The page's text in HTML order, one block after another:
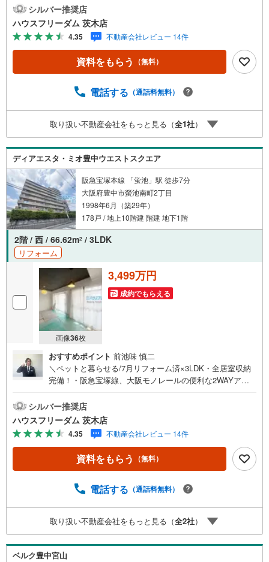
ーリングにつきお掃除らくらく・LDK広々約22帖とゆった
り【お買い物施設】・フレスコ東泉丘店:徒歩4分・サンデ
ィ豊中泉丘店:徒歩14分・セブンイレブン豊中東泉丘店:徒
歩4分・ユニカムドラッグ西泉丘店:徒歩4分・アザール桃山
台:徒歩17分【教育施設】・豊中市立東泉丘小学校:徒歩10
分・豊中市立第十七中学校:徒歩10分・HOPPA服部緑地:徒
ご予約、物件詳細はお気軽にお問合せくださいハウスフリ
（エアコン・空気清浄機設置）がございます（19時以降も
問合せ対応）≫*≪*≫*≪*≫*≪*≫*≪*≫*≪*≫*≪*≫*≪
シルバー推奨店
ハウスフリーダム 茨木店
4.35 不動産会社レビュー 14件
資料をもらう （無料）
電話する （通話料無料）
取り扱い不動産会社をもっと見る（全1社）
ディアエスタ・ミオ豊中ウエストスクエア
阪急宝塚本線 「蛍池」駅 徒歩7分
大阪府豊中市螢池南町2丁目
1998年6月（築29年）
178戸 / 地上10階建 階建 地下1階
2階 / 西 / 66.62m2 / 3LDK
リフォーム
画像36枚
3,499万円
成約でもらえる
おすすめポイント 前池味 慎二
＼ペットと暮らせる/7月リフォーム済×3LDK・全居室収納
完備！・阪急宝塚線、大阪モノレールの便利な2WAYアク
有施設充実・スーパー、コンビニ、学校徒歩10分圏内！
【お買い物施設】・フードネットマート蛍池店:徒歩8分・
コープ蛍池:徒歩8分・セブンイレブン豊中螢池中町店:徒歩
5分・キリン堂豊中千里園店:徒歩7分【教育施設】・豊中市
立螢池小学校:徒歩6分・豊中市立第十八中学校:徒歩13分・
認定こども園ぶっこう幼稚園:徒歩7分【その他施設】・国
*≪*≫*≪*≫*≪*≫*≪*≫*≪現地見学のご予約、物件詳細は
駐車場完備、キッズスペース・授乳室（エアコン・空気清
浄機設置）がございます（19時以降も問合せ対応）≫*≪*
≫*≪*≫*≪*≫*≪*≫*≪*≫*≪*≫*≪
シルバー推奨店
ハウスフリーダム 茨木店
4.35 不動産会社レビュー 14件
資料をもらう （無料）
電話する （通話料無料）
取り扱い不動産会社をもっと見る（全2社）
ベルク豊中宮山